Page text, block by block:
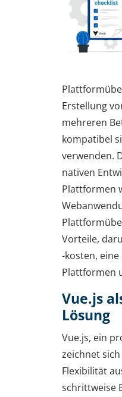
Erstellung
mehreren
kompatibel
verwenden.
nativen
Plattformen
Vorteile,
-kosten,
Plattformen
Vue.js
Lösung
Vue.js, ein
zeichnet
Flexibilität
schrittweise